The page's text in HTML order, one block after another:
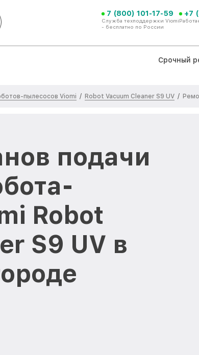
7 (800) 101-17-59
Служба техподдержки Viomi
- бесплатно по России
+7
Срочный
пылесосов Viomi / Robot Vacuum Cleaner S9 UV /
подачи
Robot
S9 UV в